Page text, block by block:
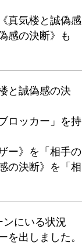
真気楼と誠偽感
感の決断》も
と誠偽感の決
ロッカー」を持
ー》を「相手の
の決断》を「相
ンにいる状況
を出しました。